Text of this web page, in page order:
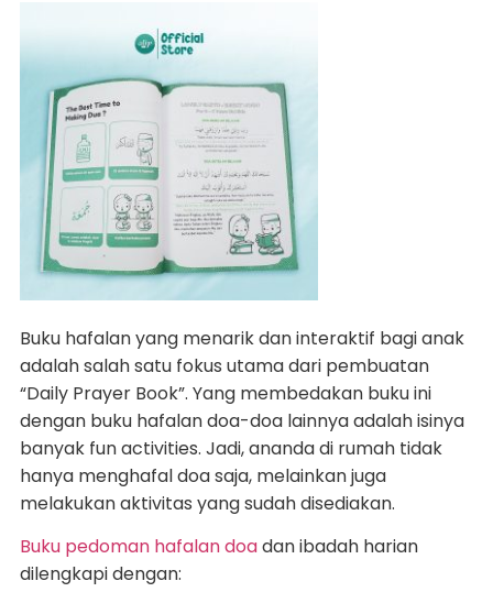
Buku hafalan yang menarik dan interaktif bagi anak
adalah salah satu fokus utama dari pembuatan
“Daily Prayer Book”. Yang membedakan buku ini
dengan buku hafalan doa-doa lainnya adalah isinya
banyak fun activities. Jadi, ananda di rumah tidak
hanya menghafal doa saja, melainkan juga
melakukan aktivitas yang sudah disediakan.
Buku pedoman hafalan doadan ibadah harian
dilengkapi dengan: